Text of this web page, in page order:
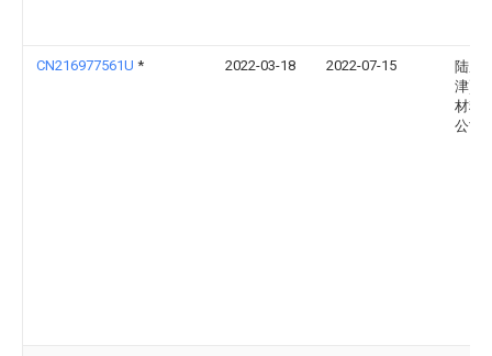
CN216977561U * 2022-03-18 2022-07-15
陆成(
津)金
材料
公司